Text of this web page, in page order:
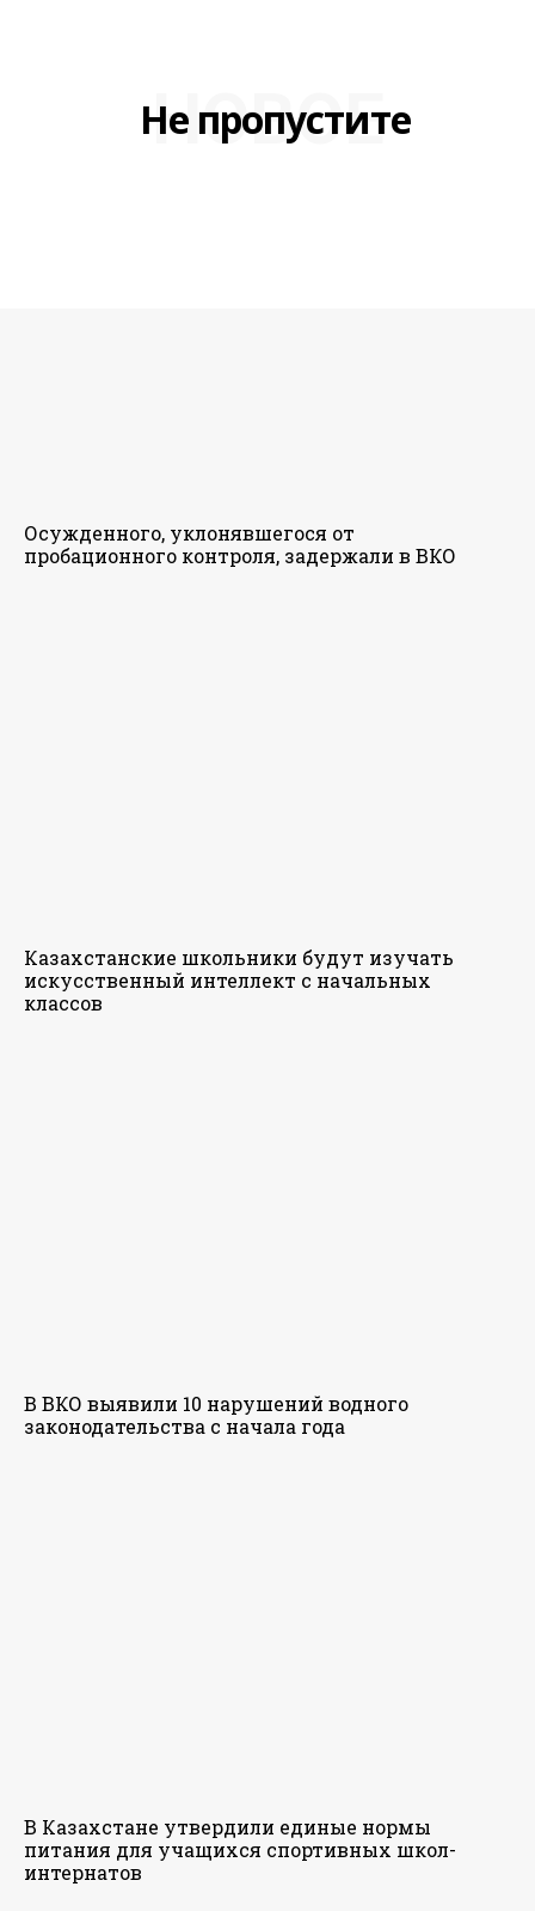
Не пропустите
НОВОЕ
Осужденного, уклонявшегося от
пробационного контроля, задержали в ВКО
Казахстанские школьники будут изучать
искусственный интеллект с начальных
классов
В ВКО выявили 10 нарушений водного
законодательства с начала года
В Казахстане утвердили единые нормы
питания для учащихся спортивных школ-
интернатов